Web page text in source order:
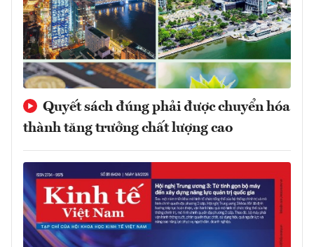
Quyết sách đúng phải được chuyển hóa
thành tăng trưởng chất lượng cao